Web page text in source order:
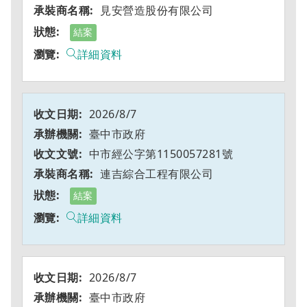
見安營造股份有限公司
結案
詳細資料
2026/8/7
臺中市政府
中市經公字第1150057281號
連吉綜合工程有限公司
結案
詳細資料
2026/8/7
臺中市政府